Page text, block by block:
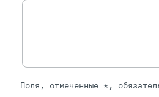
Поля, отмеченные *,